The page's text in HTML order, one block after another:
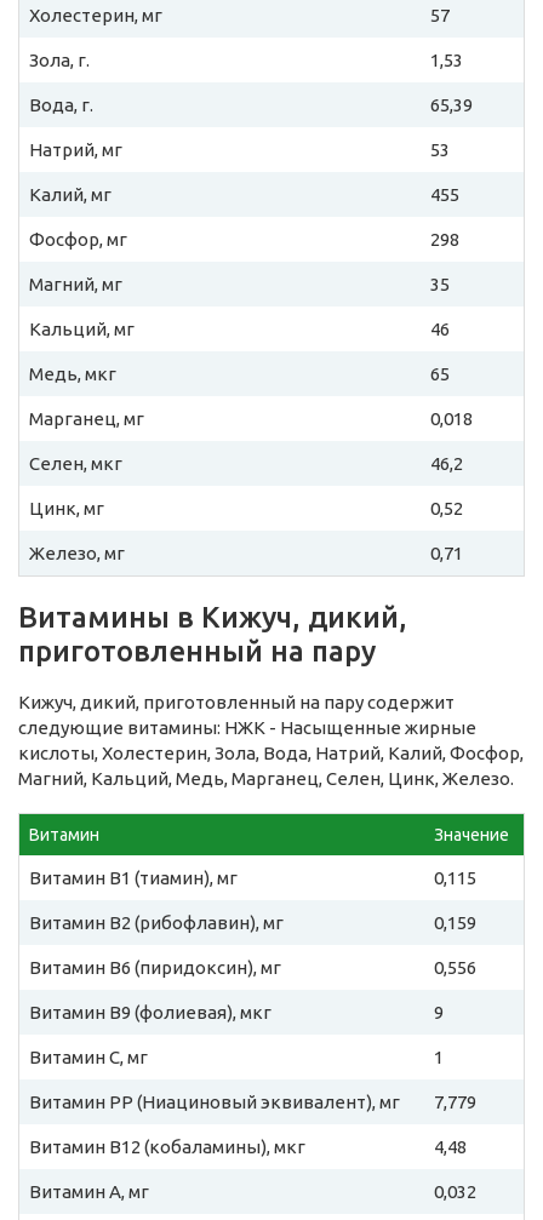
Холестерин, мг 57
Зола, г. 1,53
Вода, г. 65,39
Натрий, мг 53
Калий, мг 455
Фосфор, мг 298
Магний, мг 35
Кальций, мг 46
Медь, мкг 65
Марганец, мг 0,018
Селен, мкг 46,2
Цинк, мг 0,52
Железо, мг 0,71
Витамины в Кижуч, дикий,
приготовленный на пару
Кижуч, дикий, приготовленный на пару содержит
следующие витамины: НЖК - Насыщенные жирные
кислоты, Холестерин, Зола, Вода, Натрий, Калий, Фосфор,
Магний, Кальций, Медь, Марганец, Селен, Цинк, Железо.
Витамин Значение
Витамин B1 (тиамин), мг 0,115
Витамин B2 (рибофлавин), мг 0,159
Витамин B6 (пиридоксин), мг 0,556
Витамин B9 (фолиевая), мкг 9
Витамин C, мг 1
Витамин PP (Ниациновый эквивалент), мг 7,779
Витамин B12 (кобаламины), мкг 4,48
Витамин A, мг 0,032